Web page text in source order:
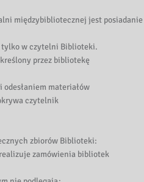
międzybibliotecznej jest posiadanie
tylko w czytelni Biblioteki.
przez bibliotekę
odesłaniem materiałów
czytelnik
zbiorów Biblioteki:
zamówienia bibliotek